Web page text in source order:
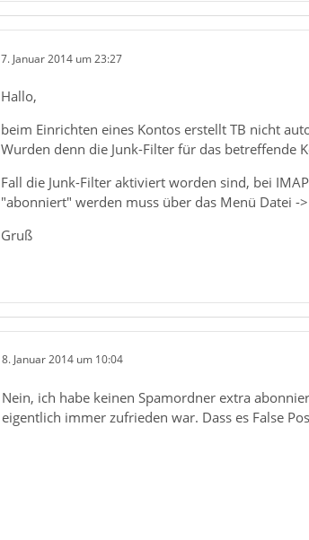
7. Januar 2014 um 23:27
Hallo,
beim Einrichten eines Kontos erstellt TB nicht
Wurden denn die Junk-Filter für das betreffende
Fall die Junk-Filter aktiviert worden sind, bei
"abonniert" werden muss über das Menü Datei -
Gruß
8. Januar 2014 um 10:04
Nein, ich habe keinen Spamordner extra
eigentlich immer zufrieden war. Dass es False